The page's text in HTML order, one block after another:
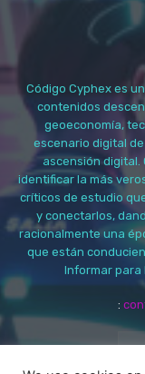
Código Cyphex es
contenidos
geoeconomía,
escenario digital
ascensión digital.
identificar la más
críticos de estudio
y conectarlos,
racionalmente una
que están
Informar para
: